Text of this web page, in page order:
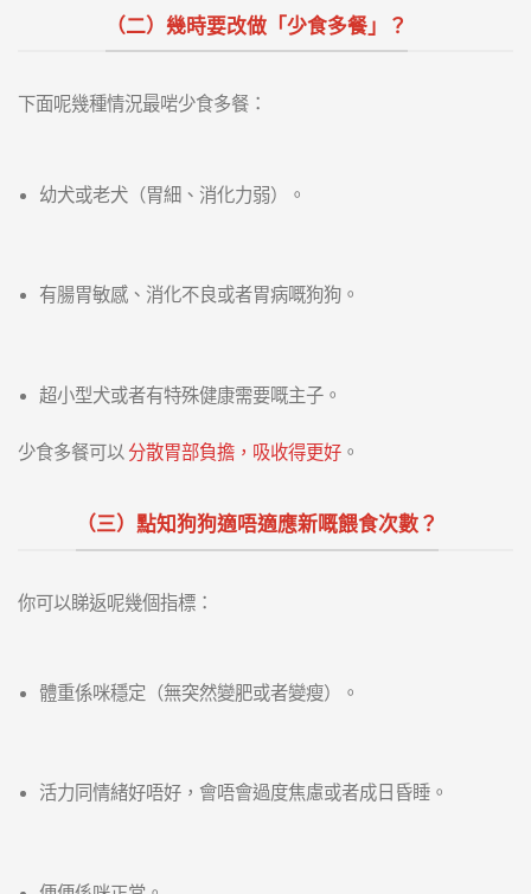
（二）幾時要改做「少食多餐」？
下面呢幾種情況最啱少食多餐：
幼犬或老犬（胃細、消化力弱）。
有腸胃敏感、消化不良或者胃病嘅狗狗。
超小型犬或者有特殊健康需要嘅主子。
少食多餐可以 分散胃部負擔，吸收得更好 。
（三）點知狗狗適唔適應新嘅餵食次數？
你可以睇返呢幾個指標：
體重係咪穩定（無突然變肥或者變瘦）。
活力同情緒好唔好，會唔會過度焦慮或者成日昏睡。